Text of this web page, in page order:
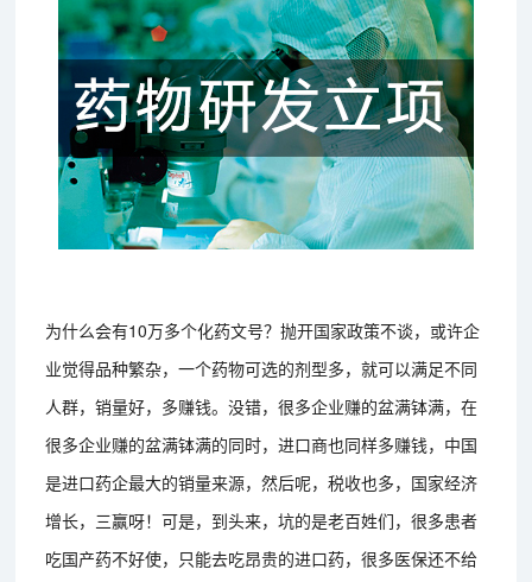
为什么会有10万多个化药文号？抛开国家政策不谈，或许企
业觉得品种繁杂，一个药物可选的剂型多，就可以满足不同
人群，销量好，多赚钱。没错，很多企业赚的盆满钵满，在
很多企业赚的盆满钵满的同时，进口商也同样多赚钱，中国
是进口药企最大的销量来源，然后呢，税收也多，国家经济
增长，三赢呀！可是，到头来，坑的是老百姓们，很多患者
吃国产药不好使，只能去吃昂贵的进口药，很多医保还不给